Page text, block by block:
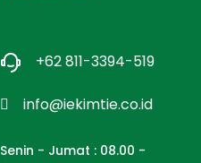
+62 811-3394-519
info@iekimtie.co.id
Senin - Jumat : 08.00 -